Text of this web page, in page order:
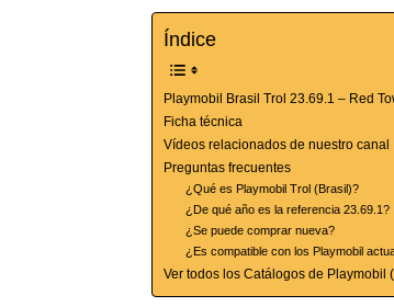
Índice
Playmobil Brasil Trol 23.69.1 – Red
Ficha técnica
Vídeos relacionados de nuestro canal
Preguntas frecuentes
¿Qué es Playmobil Trol (Brasil)?
¿De qué año es la referencia 23.69.1?
¿Se puede comprar nueva?
¿Es compatible con los Playmobil
Ver todos los Catálogos de Playmobil